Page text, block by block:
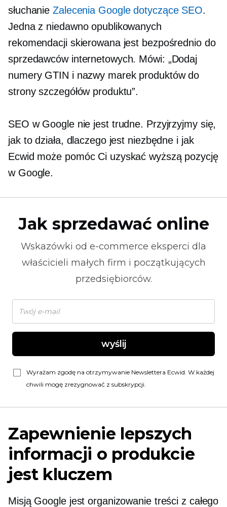
słuchanieZalecenia Google dotyczące SEO.
Jedna z niedawno opublikowanych
rekomendacji skierowana jest bezpośrednio do
sprzedawców internetowych. Mówi: „Dodaj
numery GTIN i nazwy marek produktów do
strony szczegółów produktu”.
SEO w Google nie jest trudne. Przyjrzyjmy się,
jak to działa, dlaczego jest niezbędne i jak
Ecwid może pomóc Ci uzyskać wyższą pozycję
w Google.
Jak sprzedawać online
Wskazówki od e-commerce eksperci dla
właścicieli małych firm i początkujących
przedsiębiorców.
wyślij
Wyrażam zgodę na otrzymywanie Newslettera Ecwid. W każdej
chwili mogę zrezygnować z subskrypcji.
Zapewnienie lepszych
informacji o produkcie
jest kluczem
Misją Google jest organizowanie treści z całego